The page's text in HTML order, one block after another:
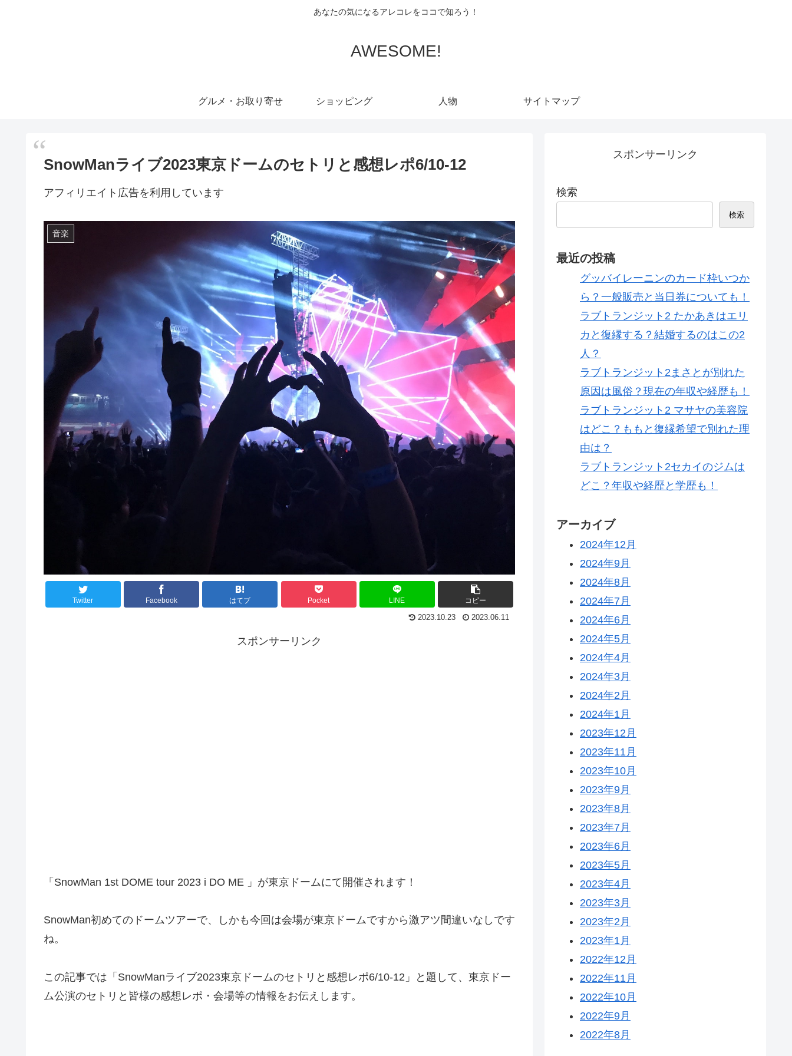
あなたの気になるアレコレをココで知ろう！
AWESOME!
グルメ・お取り寄せ ショッピング 人物 サイトマップ
SnowManライブ2023東京ドームのセトリと感想レポ6/10-12
アフィリエイト広告を利用しています
音楽
Twitter Facebook はてブ Pocket LINE コピー
2023.10.23 2023.06.11
スポンサーリンク
「SnowMan 1st DOME tour 2023 i DO ME 」が東京ドームにて開催されます！
SnowMan初めてのドームツアーで、しかも今回は会場が東京ドームですから激アツ間違いなしです
ね。
この記事では「SnowManライブ2023東京ドームのセトリと感想レポ6/10-12」と題して、東京ドー
ム公演のセトリと皆様の感想レポ・会場等の情報をお伝えします。
スポンサーリンク
検索
検索
最近の投稿
グッバイレーニンのカード枠いつか
ら？一般販売と当日券についても！
ラブトランジット2 たかあきはエリ
カと復縁する？結婚するのはこの2
人？
ラブトランジット2まさとが別れた
原因は風俗？現在の年収や経歴も！
ラブトランジット2 マサヤの美容院
はどこ？ももと復縁希望で別れた理
由は？
ラブトランジット2セカイのジムは
どこ？年収や経歴と学歴も！
アーカイブ
2024年12月
2024年9月
2024年8月
2024年7月
2024年6月
2024年5月
2024年4月
2024年3月
2024年2月
2024年1月
2023年12月
2023年11月
2023年10月
2023年9月
2023年8月
2023年7月
2023年6月
2023年5月
2023年4月
2023年3月
2023年2月
2023年1月
2022年12月
2022年11月
2022年10月
2022年9月
2022年8月